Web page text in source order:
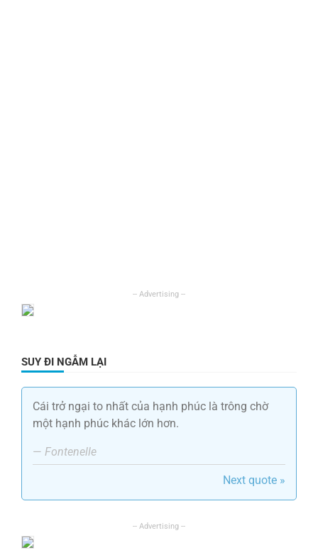
SUY ĐI NGẪM LẠI
Cái trở ngại to nhất của hạnh phúc là trông chờ
một hạnh phúc khác lớn hơn.
— Fontenelle
Next quote »